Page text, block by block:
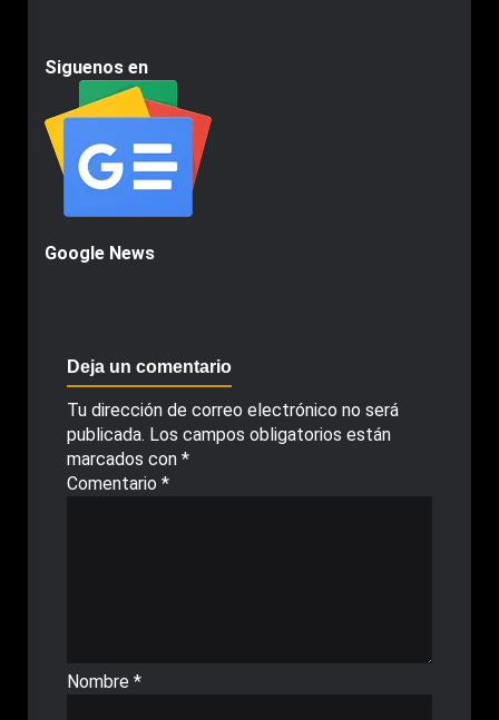
Siguenos en
Google News
Deja un comentario
Tu dirección de correo electrónico no será
publicada. Los campos obligatorios están
marcados con *
Comentario *
Nombre *